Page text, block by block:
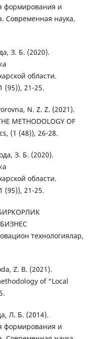
формирования и
Современная наука,
З. Б. (2020).
области.
(95)), 21-25.
N. Z. Z. (2021).
METHODOLOGY OF
(1 (48)), 26-28.
З. Б. (2020).
области.
(95)), 21-25.
технологиялар,
Z. B. (2021).
of “Local
Л. Б. (2014).
формирования и